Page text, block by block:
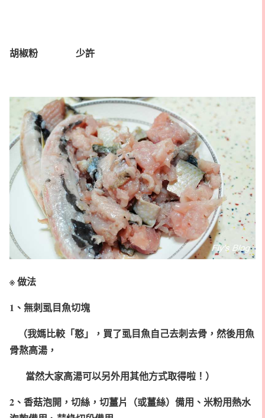
胡椒粉 少許
※ 做法
1、無刺虱目魚切塊
（我媽比較「憨」，買了虱目魚自己去刺去骨，然後用魚
骨熬高湯，
當然大家高湯可以另外用其他方式取得啦！）
2、香菇泡開，切絲，切薑片（或薑絲）備用、米粉用熱水